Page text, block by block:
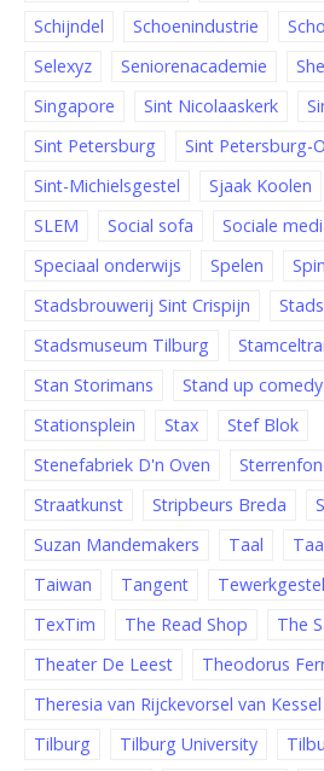
Schijndel
Schoenindustrie
Selexyz
Seniorenacademie
Singapore
Sint Nicolaaskerk
Sint Petersburg
Sint Petersburg-
Sint-Michielsgestel
Sjaak Koolen
SLEM
Social sofa
Sociale
Speciaal onderwijs
Spelen
Stadsbrouwerij Sint Crispijn
Stadsmuseum Tilburg
Stan Storimans
Stand up comedy
Stationsplein
Stax
Stef Blok
Stenefabriek D'n Oven
Straatkunst
Stripbeurs Breda
Suzan Mandemakers
Taal
Taiwan
Tangent
TexTim
The Read Shop
The
Theater De Leest
Theodorus
Theresia van Rijckevorsel van Kessel
Tilburg
Tilburg University